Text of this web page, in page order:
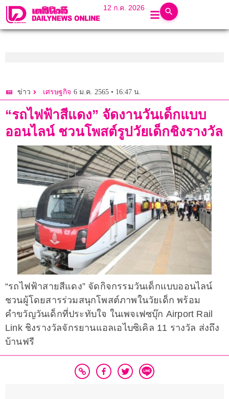
12 ก.ค. 2026
ข่าว เศรษฐกิจ 6 ม.ค. 2565 • 16:47 น.
“รถไฟฟ้าสีแดง” จัดงานวันเด็กแบบ
ออนไลน์ ชวนโพสต์รูปวัยเด็กชิงรางวัล
“รถไฟฟ้าสายสีแดง” จัดกิจกรรมวันเด็กแบบออนไลน์
ชวนผู้โดยสารร่วมสนุกโพสต์ภาพในวัยเด็ก พร้อม
คำขวัญวันเด็กที่ประทับใจ ในเพจเฟซบุ๊ก Airport Rail
Link ชิงรางวัลจักรยานแอลเอไบซิเคิล 11 รางวัล ส่งถึง
บ้านฟรี